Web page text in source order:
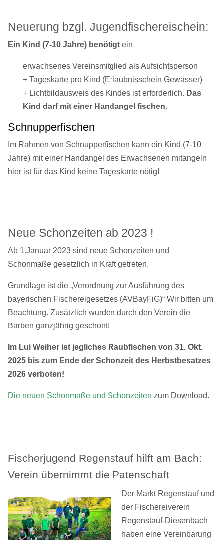
Neuerung bzgl. Jugendfischereischein:
Ein Kind (7-10 Jahre) benötigt ein
erwachsenes Vereinsmitglied als Aufsichtsperson
+ Tageskarte pro Kind (Erlaubnisschein Gewässer)
+ Lichtbildausweis des Kindes ist erforderlich. Das
Kind darf mit einer Handangel fischen.
Schnupperfischen
Im Rahmen von Schnupperfischen kann ein Kind (7-10
Jahre) mit einer Handangel des Erwachsenen mitangeln
hier ist für das Kind keine Tageskarte nötig!
Neue Schonzeiten ab 2023 !
Ab 1.Januar 2023 sind neue Schonzeiten und
Schonmaße gesetzlich in Kraft getreten.
Grundlage ist die„Verordnung zur Ausführung des
bayerischen Fischereigesetzes (AVBayFiG)“ Wir bitten um
Beachtung. Zusätzlich wurden durch den Verein die
Barben ganzjährig geschont!
Im Lui Weiher ist jegliches Raubfischen von 31. Okt.
2025 bis zum Ende der Schonzeit des Herbstbesatzes
2026 verboten!
Die neuen Schonmaße und Schonzeiten zum Download.
Fischerjugend Regenstauf hilft am Bach:
Verein übernimmt die Patenschaft
Der Markt Regenstauf und
der Fischereiverein
Regenstauf-Diesenbach
haben eine Vereinbarung